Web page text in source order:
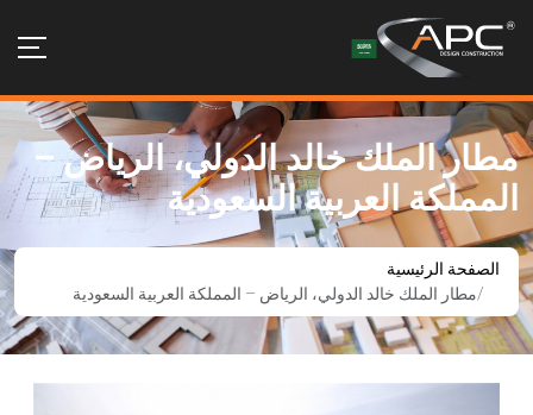
مطار الملك خالد الدولي، الرياض –
المملكة العربية السعودية
الصفحة الرئيسية
مطار الملك خالد الدولي، الرياض – المملكة العربية السعودية